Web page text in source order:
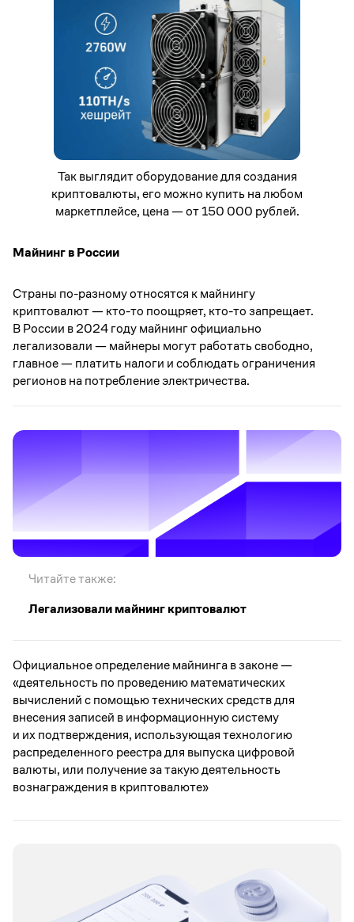
Так выглядит оборудование для создания
криптовалюты, его можно купить на любом
маркетплейсе, цена — от 150 000 рублей.
Майнинг в России
Страны по-разному относятся к майнингу
криптовалют — кто-то поощряет, кто-то запрещает.
В России в 2024 году майнинг официально
легализовали — майнеры могут работать свободно,
главное — платить налоги и соблюдать ограничения
регионов на потребление электричества.
Читайте также:
Легализовали майнинг криптовалют
Официальное определение майнинга в законе —
«деятельность по проведению математических
вычислений с помощью технических средств для
внесения записей в информационную систему
и их подтверждения, использующая технологию
распределенного реестра для выпуска цифровой
валюты, или получение за такую деятельность
вознаграждения в криптовалюте»